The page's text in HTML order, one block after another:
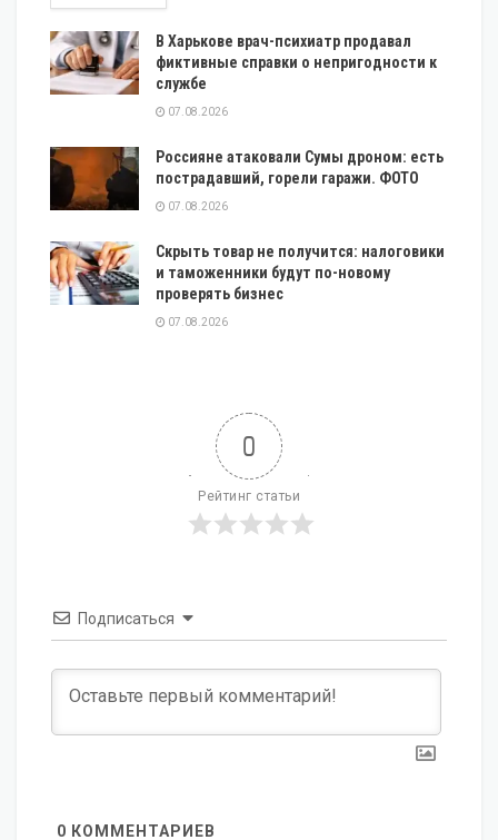
В Харькове врач-психиатр продавал
фиктивные справки о непригодности к
службе
07.08.2026
Россияне атаковали Сумы дроном: есть
пострадавший, горели гаражи. ФОТО
07.08.2026
Скрыть товар не получится: налоговики
и таможенники будут по-новому
проверять бизнес
07.08.2026
0
Рейтинг статьи
Подписаться
0 КОММЕНТАРИЕВ